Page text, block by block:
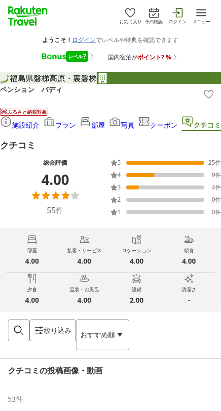
お気に入り 予約確認 ログイン メニュー
福島県磐梯高原・裏磐梯
ペンション バディ
ふるさと納税対象
施設紹介 プラン 部屋 写真 クーポン クチコミ
クチコミ
総合評価
4.00
55件
5 25件
4
9件
3
4件
2
0件
1
0件
部屋
4.00
接客・サービス
4.00
ロケーション
4.00
朝食
4.00
夕食
4.00
温泉・お風呂
4.00
設備
2.00
清潔さ
-
絞り込み おすすめ順
クチコミの投稿画像・動画
53件